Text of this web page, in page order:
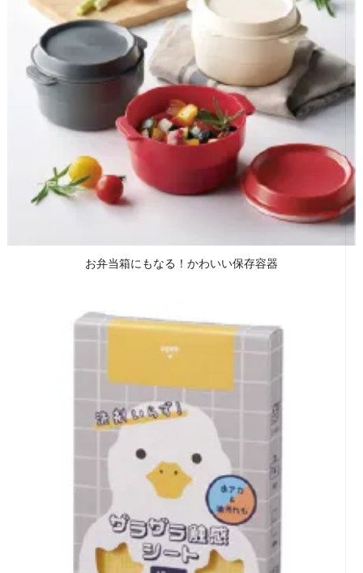
お弁当箱にもなる！かわいい保存容器